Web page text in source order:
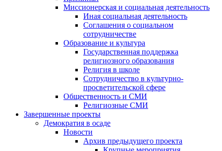
Миссионерская и социальная деятельность
Иная социальная деятельность
Соглашения о социальном
сотрудничестве
Образование и культура
Государственная поддержка
религиозного образования
Религия в школе
Сотрудничество в культурно-
просветительской сфере
Общественность и СМИ
Религиозные СМИ
Завершенные проекты
Демократия в осаде
Новости
Архив предыдущего проекта